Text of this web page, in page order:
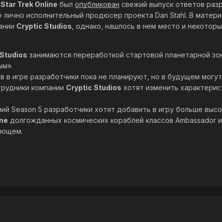
Star Trek Online был опубликован свежий выпуск ответов
исполнительный продюсер проекта Dan Stahl. В
Cryptic Studios , однако, нашлось в нем место и
занимаются переработкой стартовой планетарной
в игре разработчики пока не планируют, но в будущем
компании Cryptic Studios хотят изменить
Season 5 разработчики хотят добавить в игру больше
долгожданных космических кораблей классов Ambassador